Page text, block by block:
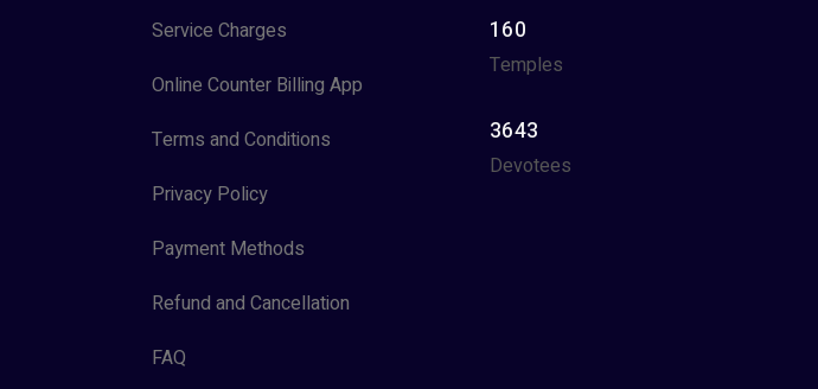
Service Charges
Online Counter Billing App
Terms and Conditions
Privacy Policy
Payment Methods
Refund and Cancellation
FAQ
160
Temples
3643
Devotees